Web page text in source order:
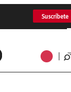
Suscríbete